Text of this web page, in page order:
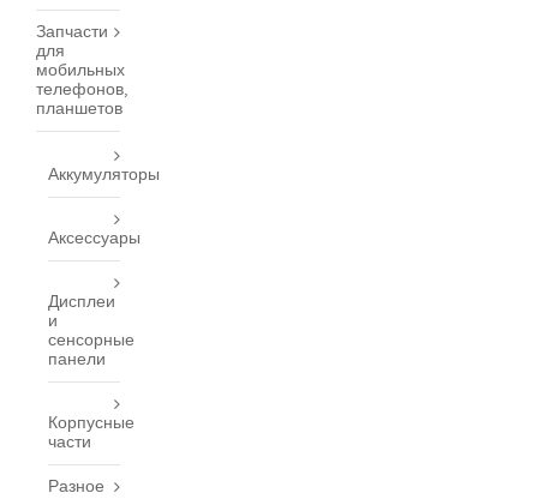
Запчасти
для
мобильных
телефонов,
планшетов
Аккумуляторы
Аксессуары
Дисплеи
и
сенсорные
панели
Корпусные
части
Разное